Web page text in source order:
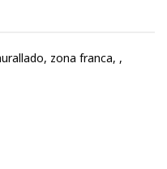
zona franca, ,